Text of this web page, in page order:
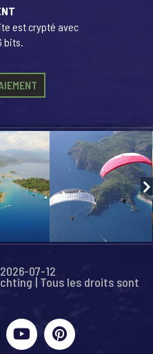
est crypté avec
bits.
07-12
| Tous les droits sont